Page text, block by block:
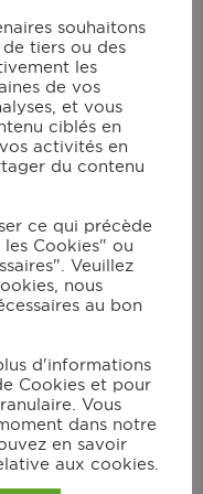
et les oignons
ajouter
par faire
Un peu avant
ces dernières,
avec du
de terre
sans ajouter de
lardons.
plat de
souhaitons
tiers ou des
les
de vos
et vous
ciblés en
activités en
du contenu
ce qui précède
Cookies" ou
Veuillez
nous
au bon
d'informations
Cookies et pour
Vous
dans notre
en savoir
aux cookies.